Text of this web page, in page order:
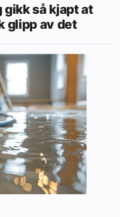
så kjapt at
glipp av det